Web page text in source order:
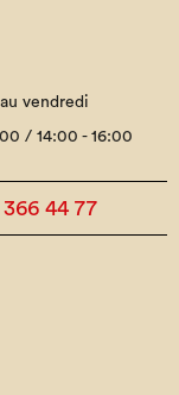
vendredi
/ 14:00 - 16:00
366 44 77